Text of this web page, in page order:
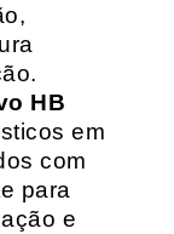
HB
em
com
para
e